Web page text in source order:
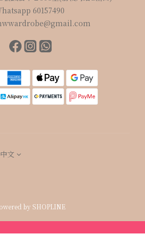
60157490
文
by SHOPLINE